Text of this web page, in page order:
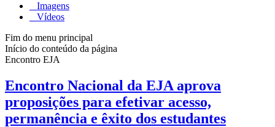
Imagens
Vídeos
Fim do menu principal
Início do conteúdo da página
Encontro EJA
Encontro Nacional da EJA aprova
proposições para efetivar acesso,
permanência e êxito dos estudantes